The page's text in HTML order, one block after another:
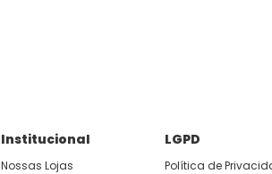
Institucional
Nossas Lojas
LGPD
Política de